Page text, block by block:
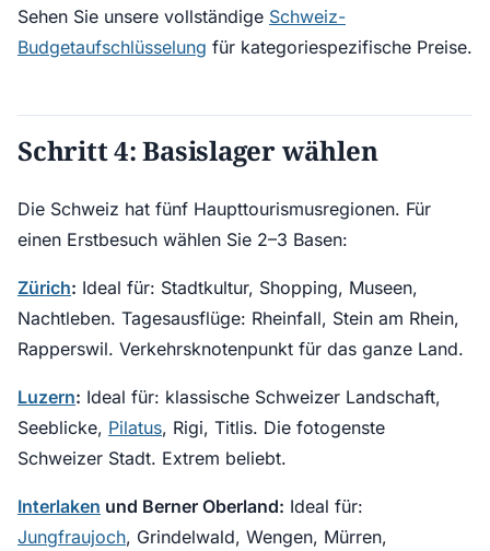
Sehen Sie unsere vollständige Schweiz-
Budgetaufschlüsselung für kategoriespezifische Preise.
Schritt 4: Basislager wählen
Die Schweiz hat fünf Haupttourismusregionen. Für
einen Erstbesuch wählen Sie 2–3 Basen:
Zürich: Ideal für: Stadtkultur, Shopping, Museen,
Nachtleben. Tagesausflüge: Rheinfall, Stein am Rhein,
Rapperswil. Verkehrsknotenpunkt für das ganze Land.
Luzern: Ideal für: klassische Schweizer Landschaft,
Seeblicke, Pilatus, Rigi, Titlis. Die fotogenste
Schweizer Stadt. Extrem beliebt.
Interlaken und Berner Oberland: Ideal für:
Jungfraujoch, Grindelwald, Wengen, Mürren,